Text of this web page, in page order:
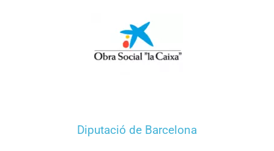
Diputació de Barcelona